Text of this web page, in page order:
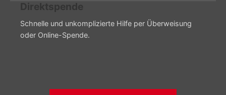
Direktspende
Schnelle und unkomplizierte Hilfe per Überweisung
oder Online-Spende.